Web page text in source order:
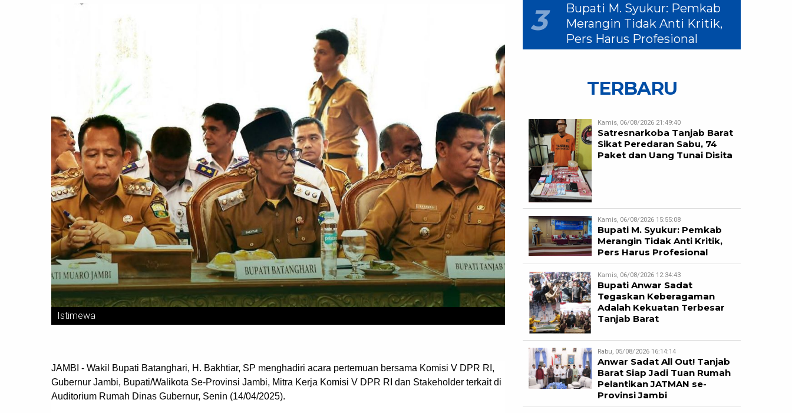
Istimewa
JAMBI - Wakil Bupati Batanghari, H. Bakhtiar, SP menghadiri acara pertemuan bersama Komisi V DPR RI,
Gubernur Jambi, Bupati/Walikota Se-Provinsi Jambi, Mitra Kerja Komisi V DPR RI dan Stakeholder terkait di
Auditorium Rumah Dinas Gubernur, Senin (14/04/2025).
3
Bupati M. Syukur: Pemkab
Merangin Tidak Anti Kritik,
Pers Harus Profesional
TERBARU
Kamis, 06/08/2026 21:49:40
Satresnarkoba Tanjab Barat
Sikat Peredaran Sabu, 74
Paket dan Uang Tunai Disita
Kamis, 06/08/2026 15:55:08
Bupati M. Syukur: Pemkab
Merangin Tidak Anti Kritik,
Pers Harus Profesional
Kamis, 06/08/2026 12:34:43
Bupati Anwar Sadat
Tegaskan Keberagaman
Adalah Kekuatan Terbesar
Tanjab Barat
Rabu, 05/08/2026 16:14:14
Anwar Sadat All Out! Tanjab
Barat Siap Jadi Tuan Rumah
Pelantikan JATMAN se-
Provinsi Jambi